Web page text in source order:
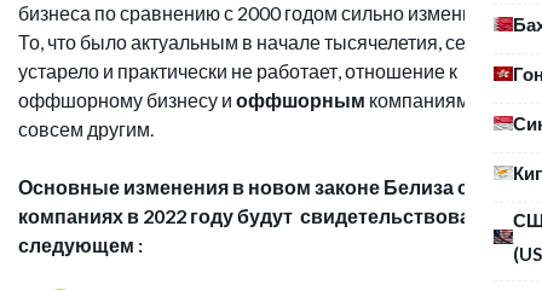
бизнеса по сравнению с 2000 годом сильно изменился.
То, что было актуальным в начале тысячелетия, сейчас
устарело и практически не работает, отношение к
оффшорному бизнесу и оффшорным компаниям стало
совсем другим.
Основные изменения в новом законе Белиза о
компаниях в 2022 году будут свидетельствовать о
следующем :